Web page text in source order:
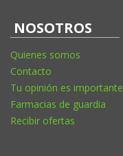
NOSOTROS
Quienes somos
Contacto
Tu opinión es importante
Farmacias de guardia
Recibir ofertas